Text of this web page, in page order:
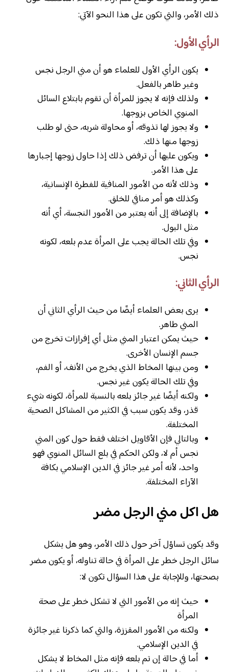
ذلك الأمر، والتي تكون على هذا النحو الآتي:
الرأي الأول:
يكون الرأي الأول للعلماء هو أن مني الرجل نجس
وغير طاهر بالفعل.
ولذلك فإنه لا يجوز للمرأة أن تقوم بابتلاع السائل
المنوي الخاص بزوجها.
ولا يجوز لها تذوقه، أو محاولة شربه، حتى لو طلب
زوجها منها ذلك.
ويكون عليها أن ترفض ذلك إذا حاول زوجها إجبارها
على هذا الأمر.
وذلك لأنه من الأمور المنافية للفطرة الإنسانية،
وكذلك هو أمر منافي للخلق.
بالإضافة إلى أنه يعتبر من الأمور النجسة، أي أنه
مثل البول.
وفي تلك الحالة يجب على المرأة عدم بلعه، لكونه
نجس.
الرأي الثاني:
يرى بعض العلماء أيضًا من حيث الرأي الثاني أن
المني طاهر.
حيث يمكن اعتبار المني مثل أي إفرازات تخرج من
جسم الإنسان الأخرى.
ومن بينها المخاط الذي يخرج من الأنف، أو الفم،
وفي تلك الحالة يكون غير نجس.
ولكنه أيضًا غير جائز بلعه بالنسبة للمرأة، لكونه شيء
قذر، وقد يكون سبب في الكثير من المشاكل الصحية
المختلفة.
وبالتالي فإن الأقاويل اختلف فقط حول كون المني
نجس أم لا، ولكن الحكم في بلع السائل المنوي فهو
واحد، لأنه أمر غير جائز في الدين الإسلامي بكافة
الآراء المختلفة.
هل اكل مني الرجل مضر
وقد يكون تساؤل آخر حول ذلك الأمر، وهو هل يشكل
سائل الرجل خطر على المرأة في حالة تناوله، أو يكون مضر
بصحتها، وللإجابة على هذا السؤال تكون لا:
حيث إنه من الأمور التي لا تشكل خطر على صحة
المرأة
ولكنه من الأمور المقززة، والتي كما ذكرنا غير جائزة
في الدين الإسلامي.
أما في حالة إن تم بلعه فإنه مثل المخاط لا يشكل